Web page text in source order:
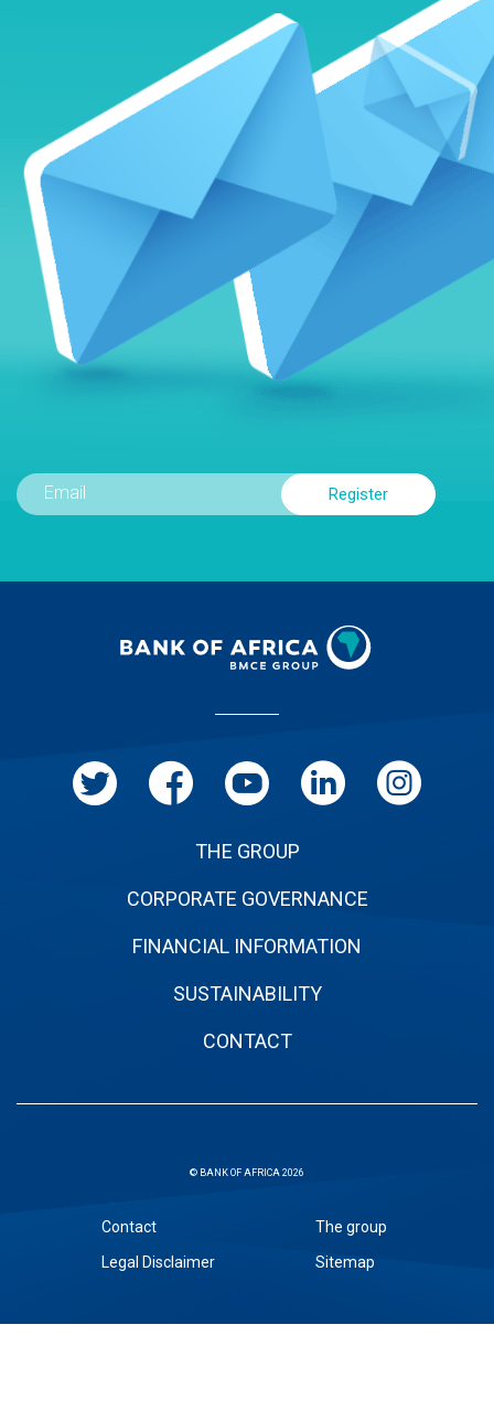
THE GROUP
CORPORATE GOVERNANCE
FINANCIAL INFORMATION
SUSTAINABILITY
CONTACT
page
Contact
The group
Legal Disclaimer
Sitemap
© BANK OF AFRICA 2026